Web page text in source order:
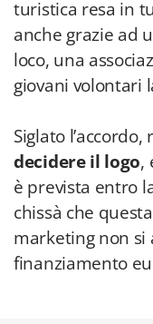
turistica resa in
anche grazie ad
loco, una
giovani volontari
Siglato
decidere il logo,
è prevista entro
chissà che
marketing non si
finanziamento